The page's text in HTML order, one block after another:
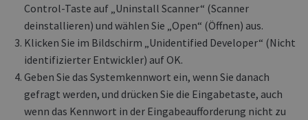
Control-Taste auf „Uninstall Scanner“ (Scanner
deinstallieren) und wählen Sie „Open“ (Öffnen) aus.
Klicken Sie im Bildschirm „Unidentified Developer“ (Nicht
identifizierter Entwickler) auf OK.
Geben Sie das Systemkennwort ein, wenn Sie danach
gefragt werden, und drücken Sie die Eingabetaste, auch
wenn das Kennwort in der Eingabeaufforderung nicht zu